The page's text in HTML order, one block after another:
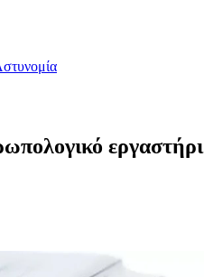
εργαστήρι